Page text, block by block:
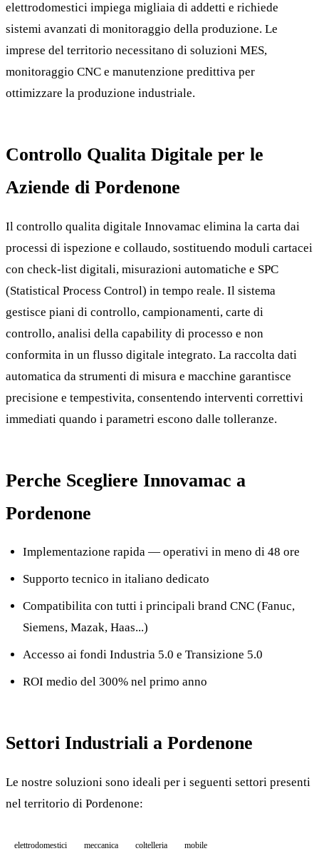
elettrodomestici impiega migliaia di addetti e richiede
sistemi avanzati di monitoraggio della produzione. Le
imprese del territorio necessitano di soluzioni MES,
monitoraggio CNC e manutenzione predittiva per
ottimizzare la produzione industriale.
Controllo Qualita Digitale per le
Aziende di Pordenone
Il controllo qualita digitale Innovamac elimina la carta dai
processi di ispezione e collaudo, sostituendo moduli cartacei
con check-list digitali, misurazioni automatiche e SPC
(Statistical Process Control) in tempo reale. Il sistema
gestisce piani di controllo, campionamenti, carte di
controllo, analisi della capability di processo e non
conformita in un flusso digitale integrato. La raccolta dati
automatica da strumenti di misura e macchine garantisce
precisione e tempestivita, consentendo interventi correttivi
immediati quando i parametri escono dalle tolleranze.
Perche Scegliere Innovamac a
Pordenone
Implementazione rapida — operativi in meno di 48 ore
Supporto tecnico in italiano dedicato
Compatibilita con tutti i principali brand CNC (Fanuc,
Siemens, Mazak, Haas...)
Accesso ai fondi Industria 5.0 e Transizione 5.0
ROI medio del 300% nel primo anno
Settori Industriali a Pordenone
Le nostre soluzioni sono ideali per i seguenti settori presenti
nel territorio di Pordenone:
elettrodomestici meccanica coltelleria mobile